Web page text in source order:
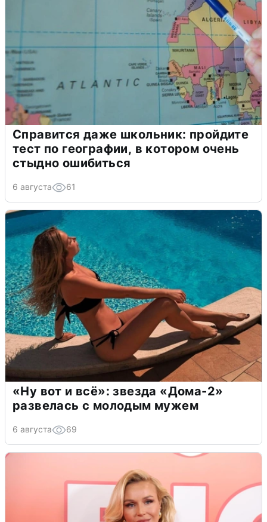
Справится даже школьник: пройдите
тест по географии, в котором очень
стыдно ошибиться
6 августа 61
«Ну вот и всё»: звезда «Дома-2»
развелась с молодым мужем
6 августа 69